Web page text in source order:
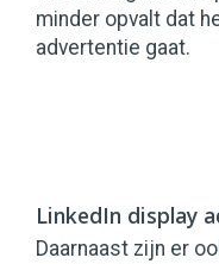
minder opvalt dat
advertentie gaat.
LinkedIn display
Daarnaast zijn er